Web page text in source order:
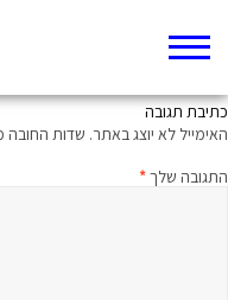
כתיבת תגובה
האימייל לא יוצג באתר. שדות החובה
התגובה שלך*